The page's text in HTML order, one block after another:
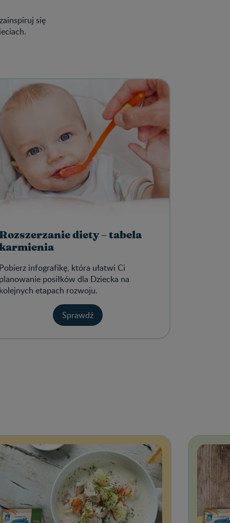
się
Rozszerzanie diety – tabela
Pobierz infografikę, która ułatwi Ci
planowanie posiłków dla Dziecka na
kolejnych etapach rozwoju.
Sprawdź